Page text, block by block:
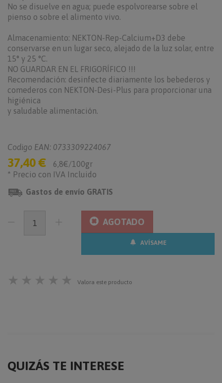
No se disuelve en agua; puede espolvorearse sobre el
pienso o sobre el alimento vivo.
Almacenamiento: NEKTON-Rep-Calcium+D3 debe
conservarse en un lugar seco, alejado de la luz solar, entre
15° y 25 °C.
NO GUARDAR EN EL FRIGORÍFICO !!!
Recomendación: desinfecte diariamente los bebederos y
comederos con NEKTON-Desi-Plus para proporcionar una
higiénica
y saludable alimentación.
Codigo EAN: 0733309224067
37,40 €
6,8€/100gr
* Precio con IVA Incluido
Gastos de envío GRATIS
AGOTADO
AVÍSAME
★ ★ ★ ★ ★ Valora este producto
QUIZÁS TE INTERESE